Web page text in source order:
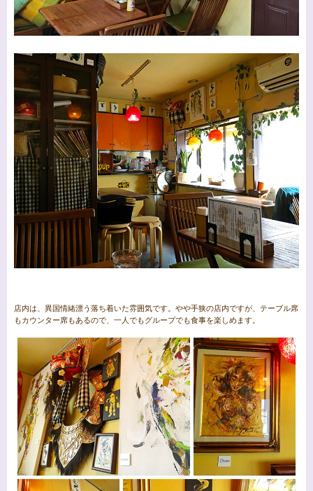
店内は、異国情緒漂う落ち着いた雰囲気です。やや手狭の店内ですが、テーブル席
もカウンター席もあるので、一人でもグループでも食事を楽しめます。